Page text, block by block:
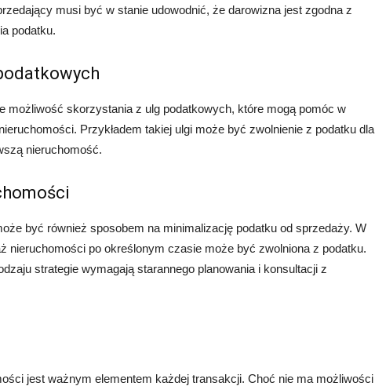
musi być w stanie udowodnić, że darowizna jest zgodna z
podatku.
możliwość skorzystania z ulg podatkowych, które mogą pomóc w
Przykładem takiej ulgi może być zwolnienie z podatku dla
nieruchomość.
być również sposobem na minimalizację podatku od sprzedaży. W
nieruchomości po określonym czasie może być zwolniona z podatku.
strategie wymagają starannego planowania i konsultacji z
jest ważnym elementem każdej transakcji. Choć nie ma możliwości